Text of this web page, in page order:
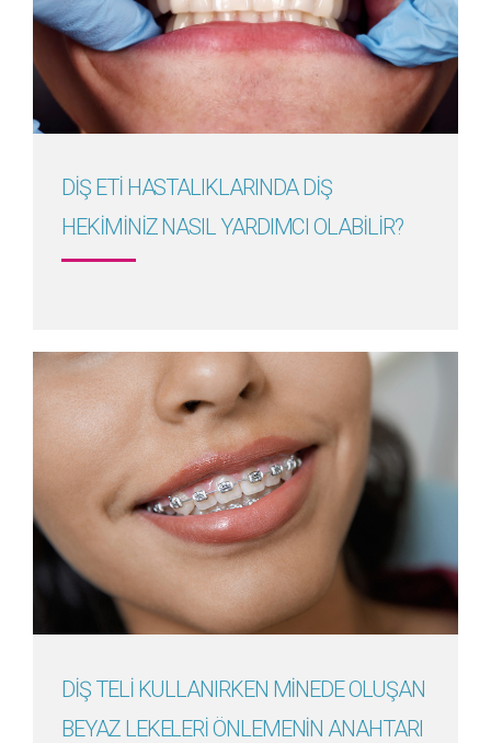
Detayını Gör
DİŞ ETİ HASTALIKLARINDA DİŞ
HEKİMİNİZ NASIL YARDIMCI OLABİLİR?
Detayını Gör
DİŞ TELİ KULLANIRKEN MİNEDE OLUŞAN
BEYAZ LEKELERİ ÖNLEMENİN ANAHTARI